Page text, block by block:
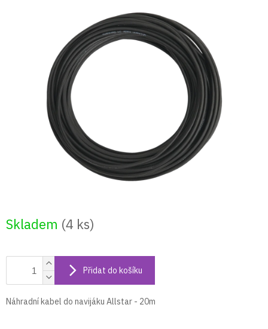
Skladem (4 ks)
Přidat do košíku
Náhradní kabel do navijáku Allstar - 20m